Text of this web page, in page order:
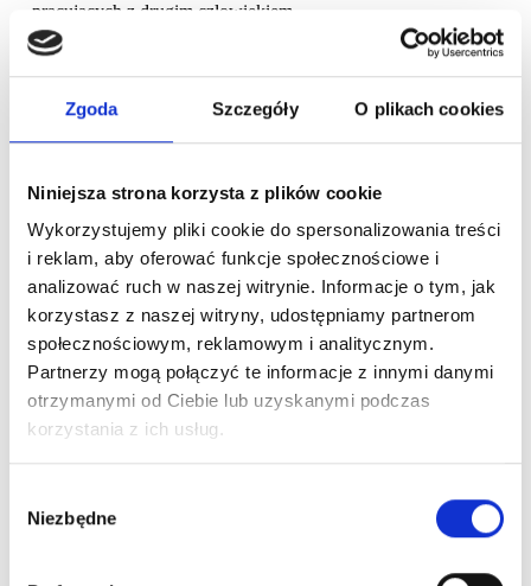
Zgoda Szczegóły O plikach cookies
Niniejsza strona korzysta z plików cookie
Wykorzystujemy pliki cookie do spersonalizowania treści
i reklam, aby oferować funkcje społecznościowe i
analizować ruch w naszej witrynie. Informacje o tym, jak
korzystasz z naszej witryny, udostępniamy partnerom
społecznościowym, reklamowym i analitycznym.
Partnerzy mogą połączyć te informacje z innymi danymi
otrzymanymi od Ciebie lub uzyskanymi podczas
korzystania z ich usług.
zgody
Niezbędne
pracujących z drugim człowiekiem.
Wierzę, że branża związana ze zdrowiem emocjonalnym
o siebie, własny dobrostan, emocje i umiejętność radzenia
sobie ze stresem powinny stać się naturalną częścią
od najmłodszych lat.
Agnieszka Gałązka specjalizuje się w pracy
z psychosomatyką, emocjami oraz odkrywaniem
biologicznego sensu objawów i chorób. Łączy
terapię holistyczną z coachingiem, wspierając
klientki w odzyskiwaniu równowagi, świadomości
i głębszego kontaktu ze sobą.
więcej i skontaktować się z nią – zapraszam Cię
Szpilki
TUTAJ.